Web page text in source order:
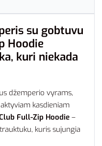
su gobtuvu
Hoodie
kuri niekada
džemperio vyrams,
kasdieniam
Full-Zip Hoodie –
kuris sujungia